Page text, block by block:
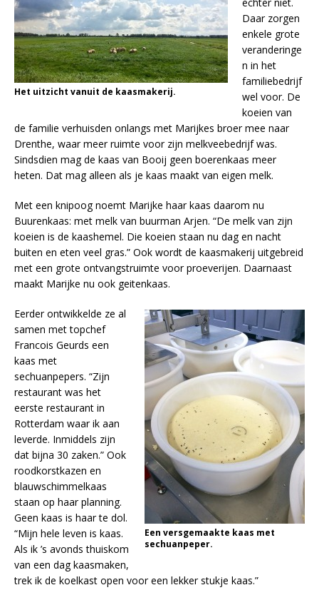
Het uitzicht vanuit de kaasmakerij.
Daar zorgen
enkele grote
veranderinge
n in het
familiebedrijf
wel voor. De
koeien van
de familie verhuisden onlangs met Marijkes broer mee naar
Drenthe, waar meer ruimte voor zijn melkveebedrijf was.
Sindsdien mag de kaas van Booij geen boerenkaas meer
heten. Dat mag alleen als je kaas maakt van eigen melk.
Met een knipoog noemt Marijke haar kaas daarom nu
Buurenkaas: met melk van buurman Arjen. “De melk van zijn
koeien is de kaashemel. Die koeien staan nu dag en nacht
buiten en eten veel gras.” Ook wordt de kaasmakerij uitgebreid
met een grote ontvangstruimte voor proeverijen. Daarnaast
maakt Marijke nu ook geitenkaas.
Een versgemaakte kaas met
sechuanpeper.
Eerder ontwikkelde ze al
samen met topchef
Francois Geurds een
kaas met
sechuanpepers. “Zijn
restaurant was het
eerste restaurant in
Rotterdam waar ik aan
leverde. Inmiddels zijn
dat bijna 30 zaken.” Ook
roodkorstkazen en
blauwschimmelkaas
staan op haar planning.
Geen kaas is haar te dol.
“Mijn hele leven is kaas.
Als ik ’s avonds thuiskom
van een dag kaasmaken,
trek ik de koelkast open voor een lekker stukje kaas.”